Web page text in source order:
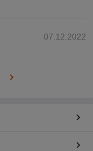
07.12.2022